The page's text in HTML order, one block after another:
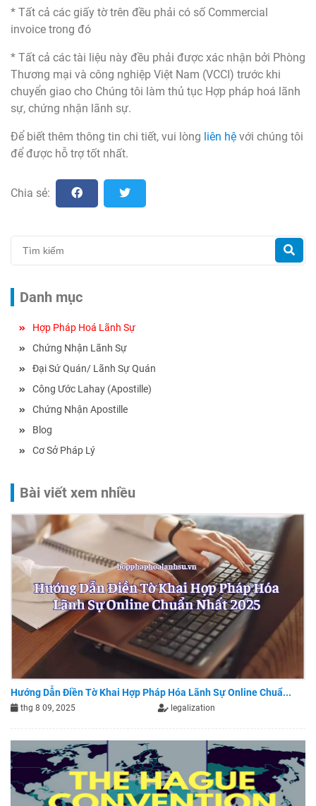
* Tất cả các giấy tờ trên đều phải có số Commercial
invoice trong đó
* Tất cả các tài liệu này đều phải được xác nhận bởi Phòng
Thương mại và công nghiệp Việt Nam (VCCI) trước khi
chuyển giao cho Chúng tôi làm thủ tục Hợp pháp hoá lãnh
sự, chứng nhận lãnh sự.
Để biết thêm thông tin chi tiết, vui lòng liên hệ với chúng tôi
để được hỗ trợ tốt nhất.
Chia sẻ:
Danh mục
Hợp Pháp Hoá Lãnh Sự
Chứng Nhận Lãnh Sự
Đại Sứ Quán/ Lãnh Sự Quán
Công Ước Lahay (Apostille)
Chứng Nhận Apostille
Blog
Cơ Sở Pháp Lý
Bài viết xem nhiều
Hướng Dẫn Điền Tờ Khai Hợp Pháp Hóa Lãnh Sự Online Chuẩ...
thg 8 09, 2025 legalization